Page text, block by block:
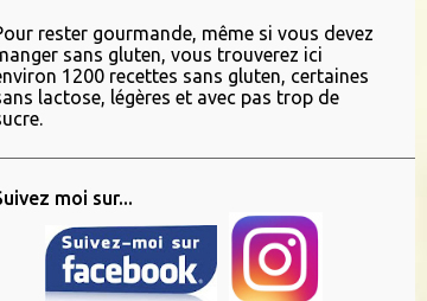
rester gourmande, même si vous devez
sans gluten, vous trouverez ici
1200 recettes sans gluten, certaines
lactose, légères et avec pas trop de
moi sur...